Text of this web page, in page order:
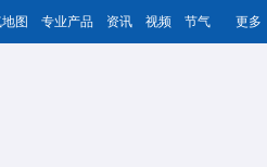
图 专业产品 资讯 视频 节气 更多